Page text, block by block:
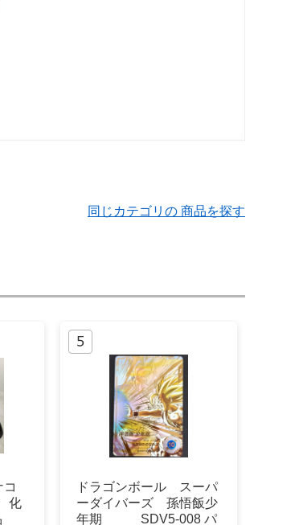
同じカテゴリの 商品を探す
化
ドラゴンボール スーパ
ーダイバーズ 孫悟飯少
年期 SDV5-008 パ